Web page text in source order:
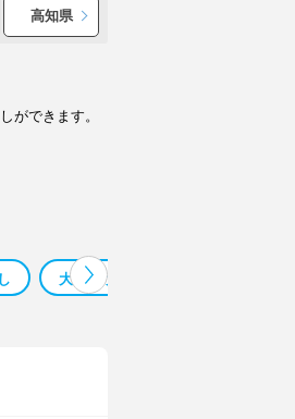
高知県
ができます。
大分県 大分市 都町 バー 求人